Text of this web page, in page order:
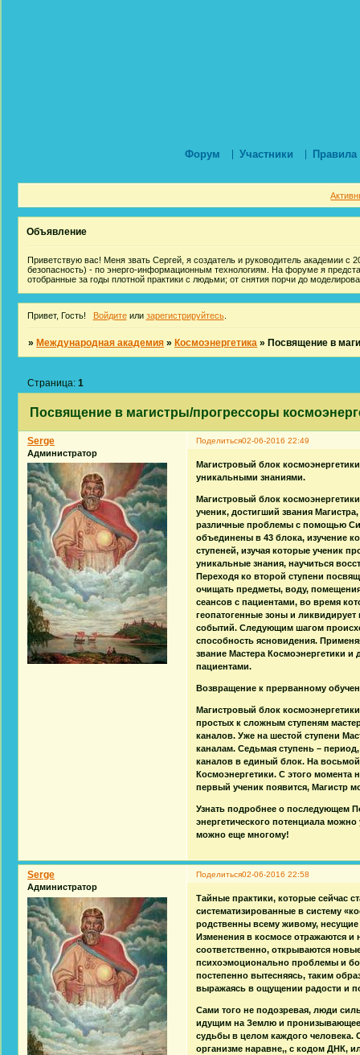
Форум Участники Правила
Объявление
Приветствую вас! Меня звать Сергей, я создатель и руководитель академии с
безопасность) - по энерго-информационным технологиям. На форуме я
отобранные за годы плотной практики с людьми; от снятия порчи до
Привет, Гость! Войдитеили зарегистрируйтесь.
»Международная академия »Космоэнергетика »Посвящение в
Посвящение в магистры/прогрессоры
Страница:1
Поделиться02-06-2016 22:49
Serge
Администратор
Магистровый блок
уникальными знаниями.
Магистровый блок
ученик, достигший звания
различные проблемы с помощью
объединены в 43 блока, изучение
ступеней, изучая которые ученик
уникальные знания, научиться
Переходя ко второй ступени
очищать предметы, воду,
сеансов с пациентами, во время
геопатогенные зоны и
событий. Следующим шагом
способность ясновидения.
звание Мастера Космоэнергетики
пациентами.
Возвращение к прерванному
Магистровый блок
простых к сложным ступеням
каналов. Уже на шестой ступени
каналам. Седьмая ступень –
каналов в единый блок. На
Космоэнергетики. С этого момента
первый ученик появится, Магистр
Узнать подробнее о последующем
энергетического потенциала
можно еще многому!
Поделиться02-06-2016 22:58
Serge
Администратор
Тайные практики, которые сейчас
систематизированные в систему
родственны всему живому, несущие
Изменения в космосе отражаются
соответственно, открываются
психоэмоционально проблемы и
постепенно вытесняясь, таким
выражаясь в ощущении радости и
Сами того не подозревая, люди
идущим на Землю и пронизывающее
судьбы в целом каждого человека.
организме наравне,, с кодом ДНК,